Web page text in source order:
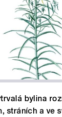
bylina
stráních a ve